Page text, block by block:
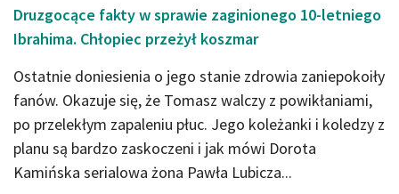
Druzgocące fakty w sprawie zaginionego 10-letniego
Ibrahima. Chłopiec przeżył koszmar
Ostatnie doniesienia o jego stanie zdrowia zaniepokoiły
fanów. Okazuje się, że Tomasz walczy z powikłaniami,
po przelekłym zapaleniu płuc. Jego koleżanki i koledzy z
planu są bardzo zaskoczeni i jak mówi Dorota
Kamińska serialowa żona Pawła Lubicza...